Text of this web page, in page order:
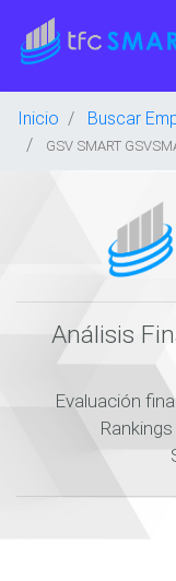
Inicio Buscar
GSV SMART
Análisis
Evaluación